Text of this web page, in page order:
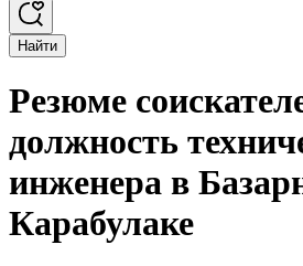
Найти
Резюме
должность
инженера в
Карабулаке